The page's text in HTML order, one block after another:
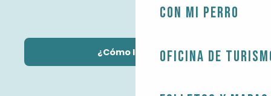
Con mi perro
Oficina de
¿Cómo llegar?